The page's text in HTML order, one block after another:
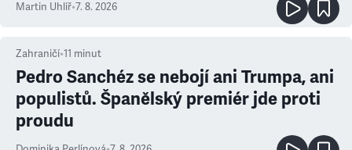
Martin Uhlíř•7. 8. 2026
Zahraničí•11 minut
Pedro Sanchéz se nebojí ani Trumpa, ani
populistů. Španělský premiér jde proti
proudu